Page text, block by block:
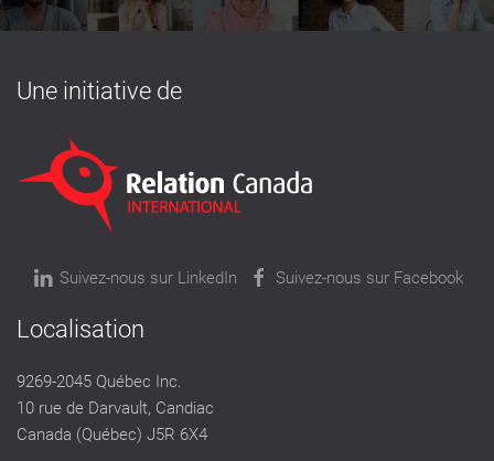
Une initiative de
Suivez-nous sur LinkedIn Suivez-nous sur Facebook
Localisation
9269-2045 Québec Inc.
10 rue de Darvault, Candiac
Canada (Québec) J5R 6X4